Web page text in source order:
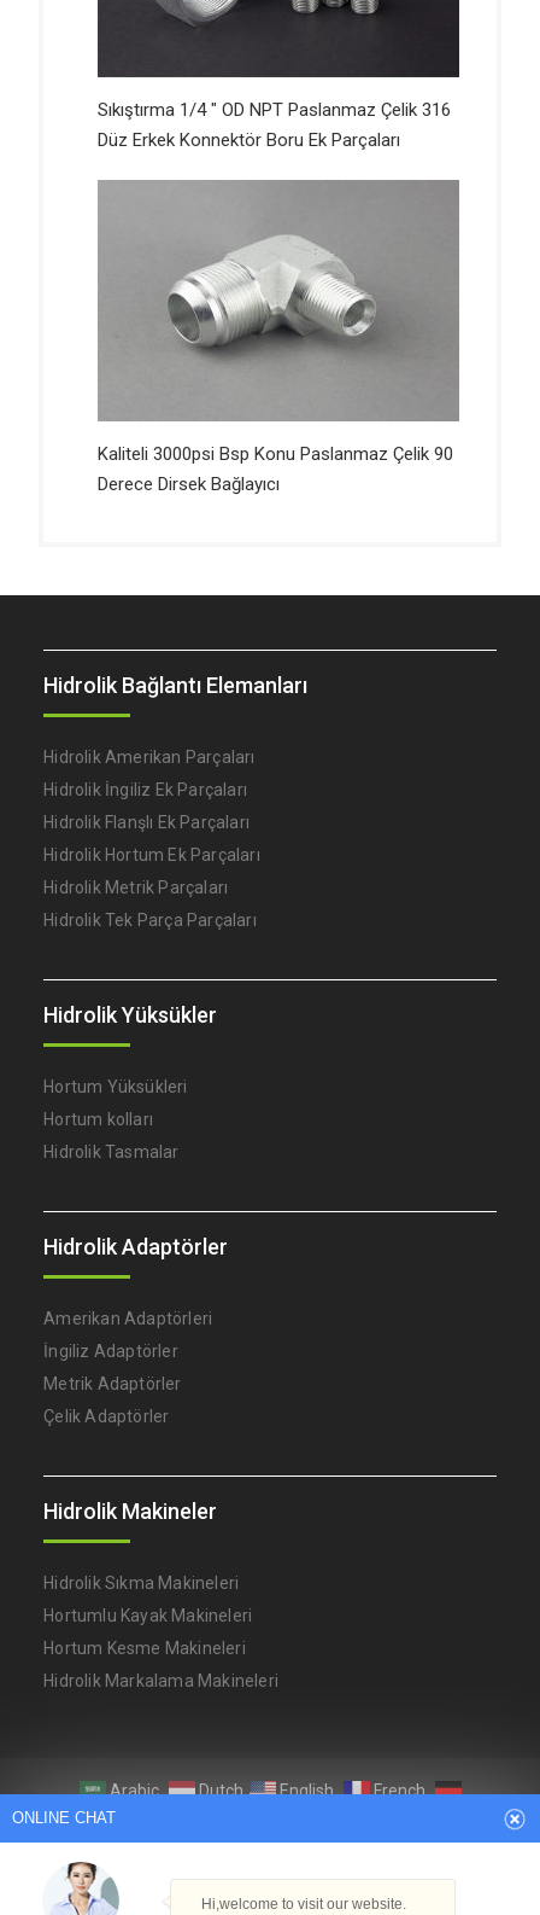
Sıkıştırma 1/4 ″ OD NPT Paslanmaz Çelik 316
Düz Erkek Konnektör Boru Ek Parçaları
Kaliteli 3000psi Bsp Konu Paslanmaz Çelik 90
Derece Dirsek Bağlayıcı
Hidrolik Bağlantı Elemanları
Hidrolik Amerikan Parçaları
Hidrolik İngiliz Ek Parçaları
Hidrolik Flanşlı Ek Parçaları
Hidrolik Hortum Ek Parçaları
Hidrolik Metrik Parçaları
Hidrolik Tek Parça Parçaları
Hidrolik Yüksükler
Hortum Yüksükleri
Hortum kolları
Hidrolik Tasmalar
Hidrolik Adaptörler
Amerikan Adaptörleri
İngiliz Adaptörler
Metrik Adaptörler
Çelik Adaptörler
Hidrolik Makineler
Hidrolik Sıkma Makineleri
Hortumlu Kayak Makineleri
Hortum Kesme Makineleri
Hidrolik Markalama Makineleri
Arabic Dutch English
French
German
Portuguese
Russian Spanish
Turkish
Copyright © Ningbo YH Hidrolik Makine Fabrikası
ONLINE CHAT
Hi,welcome to visit our website.